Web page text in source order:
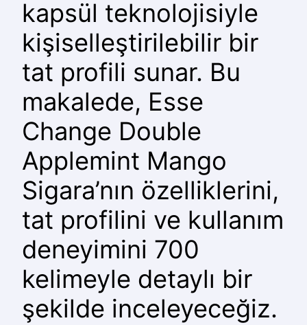
kapsül teknolojisiyle
kişiselleştirilebilir bir
tat profili sunar. Bu
makalede, Esse
Change Double
Applemint Mango
Sigara’nın özelliklerini,
tat profilini ve kullanım
deneyimini 700
kelimeyle detaylı bir
şekilde inceleyeceğiz.